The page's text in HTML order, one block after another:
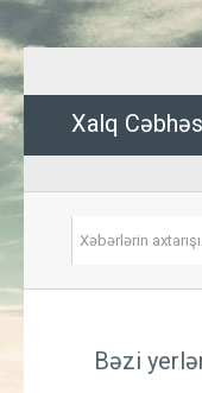
Xalq
Bəzi